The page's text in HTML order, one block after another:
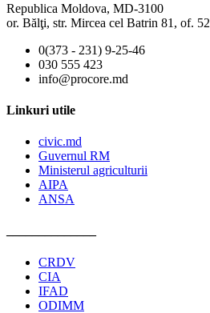
Republica Moldova, MD-3100
or. Bălţi, str. Mircea cel Batrin 81, of. 52
0(373 - 231) 9-25-46
030 555 423
info@procore.md
Linkuri utile
civic.md
Guvernul RM
Ministerul agriculturii
AIPA
ANSA
CRDV
CIA
IFAD
ODIMM